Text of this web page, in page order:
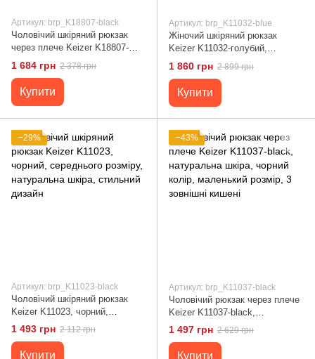
Артикул: brp_K18807-black
Чоловічий шкіряний рюкзак
через плече Keizer K18807-
black чорного кольору з
регульованим ременем
1 684 грн 2 378 грн
Купити
Артикул: brp_K11032-blue
Жіночий шкіряний рюкзак
Keizer K11032-голубий,
натуральна шкіра, з
регулюючими лямками, 3
внутрішні кишені
1 860 грн 2 899 грн
Купити
−29%
Артикул: brp_K11023-black
Чоловічий шкіряний рюкзак
Keizer K11023, чорний,
середнього розміру,
натуральна шкіра, стильний
дизайн
1 493 грн 2 112 грн
Купити
−43%
Артикул: brp_K11037-black
Чоловічий рюкзак через плече
Keizer K11037-black,
натуральна шкіра, чорний
колір, маленький розмір, 3
зовнішні кишені
1 497 грн 2 629 грн
Купити